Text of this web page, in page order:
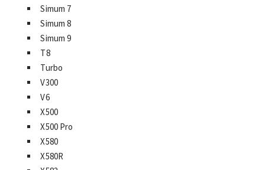
Simum 7
Simum 8
Simum 9
T8
Turbo
V300
V6
X500
X500 Pro
X580
X580R